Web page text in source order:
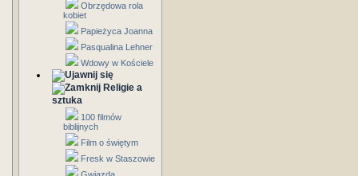
Obrzędowa rola
kobiet
Papieżyca Joanna
Pasqualina Lehner
Wdowy w Kościele
Religie a
sztuka
100 filmów
biblijnych
Film o świętym
Fresk w Staszowie